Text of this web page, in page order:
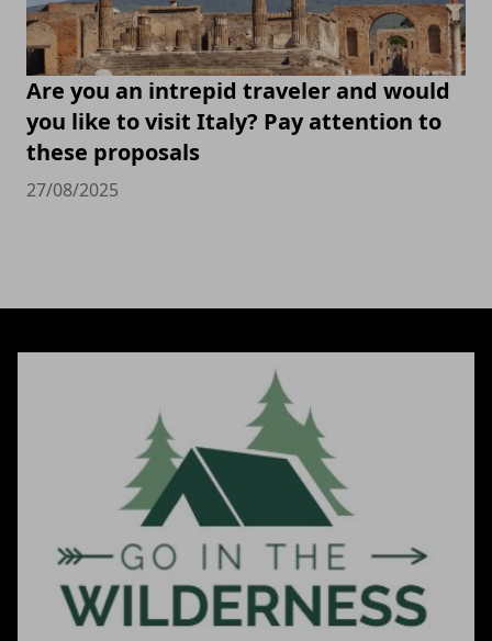
Are you an intrepid traveler and would
you like to visit Italy? Pay attention to
these proposals
27/08/2025